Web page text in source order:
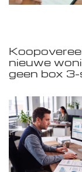
nieuwe
geen box